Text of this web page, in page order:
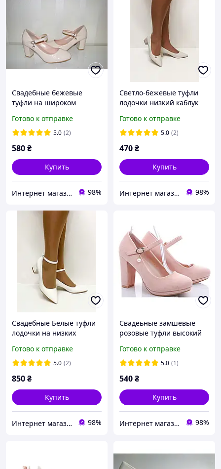
Свадебные бежевые
туфли на широком
Готово к отправке
5.0 (2)
580₴
Купить
Интернет магазин "Ножки в одежке" 98%
Светло-бежевые туфли
лодочки низкий каблук
Готово к отправке
5.0 (2)
470₴
Купить
Интернет магазин "Ножки в одежке" 98%
Свадебные Белые туфли
лодочки на низких
40 размер
Готово к отправке
5.0 (2)
850₴
Купить
Интернет магазин "Ножки в одежке" 98%
Свадеьные замшевые
розовые туфли высокий
размер 37 38 40
Готово к отправке
5.0 (1)
540₴
Купить
Интернет магазин "Ножки в одежке" 98%